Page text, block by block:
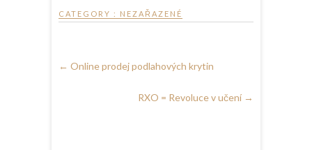
CATEGORY : NEZAŘAZENÉ
← Online prodej podlahových krytin
RXO = Revoluce v učení →